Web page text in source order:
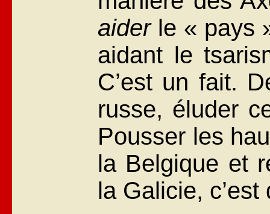
aiderle « pays
aidant le
C’est un fait.
russe, éluder
Pousser les
la Belgique et
la Galicie,